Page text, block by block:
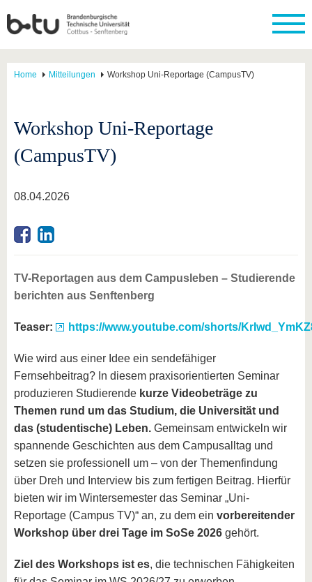
Home Mitteilungen Workshop Uni-Reportage (CampusTV)
Workshop Uni-Reportage
(CampusTV)
08.04.2026
TV-Reportagen aus dem Campusleben – Studierende
berichten aus Senftenberg
Teaser: https://www.youtube.com/shorts/
Wie wird aus einer Idee ein sendefähiger
Fernsehbeitrag? In diesem praxisorientierten Seminar
produzieren Studierende kurze Videobeträge zu
Themen rund um das Studium, die Universität und
das (studentische) Leben. Gemeinsam entwickeln wir
spannende Geschichten aus dem Campusalltag und
setzen sie professionell um – von der Themenfindung
über Dreh und Interview bis zum fertigen Beitrag. Hierfür
bieten wir im Wintersemester das Seminar „Uni-
Reportage (Campus TV)“ an, zu dem ein vorbereitender
Workshop über drei Tage im SoSe 2026 gehört.
Ziel des Workshops ist es, die technischen Fähigkeiten